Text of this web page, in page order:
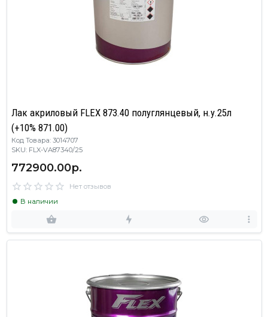
Лак акриловый FLEX 873.40 полуглянцевый, н.у.25л
(+10% 871.00)
Код Товара: 3014707
SKU: FLX-VA87340/25
772900.00р.
Нет отзывов
В наличии